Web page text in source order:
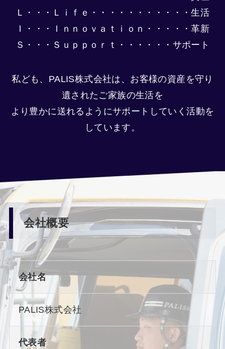
Ｌ・・・Ｌｉｆｅ・・・・・・・・・・・生活
Ｉ・・・Ｉｎｎｏｖａｔｉｏｎ・・・・・革新
Ｓ・・・Ｓｕｐｐｏｒｔ・・・・・・サポート
私ども、PALIS株式会社は、お客様の資産を守り
遺されたご家族の生活を
より豊かに送れるようにサポートしていく活動を
しています。
会社概要
会社名
PALIS株式会社
代表者